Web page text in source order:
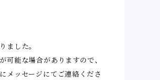
ました。
可能な場合がありますので、
メッセージにてご連絡くださ